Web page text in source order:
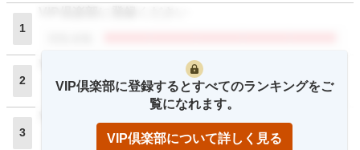
1
2
VIP倶楽部に登録ください
閲覧者数
3
VIP倶楽部に登録するとすべてのランキングをご
覧になれます。
VIP倶楽部について詳しく見る